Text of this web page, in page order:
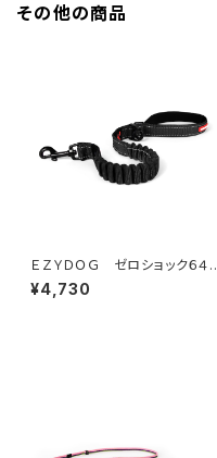
その他の商品
ＥＺＹＤＯＧ ゼロショック６４ｃ
ｍ（全7色）
¥4,730